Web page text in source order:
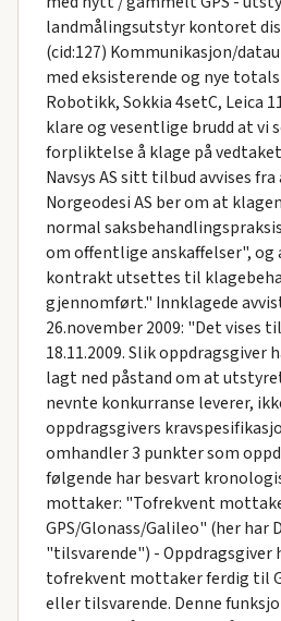
landmålingsutstyr kontoret
(cid:127) Kommunikasjon/
med eksisterende og nye
Robotikk, Sokkia 4setC, Leica
klare og vesentlige brudd at vi
forpliktelse å klage på
Navsys AS sitt tilbud avvises
Norgeodesi AS ber om at
normal
om offentlige anskaffelser", og
kontrakt utsettes til
gjennomført." Innklagede
26.november 2009: "Det vises
18.11.2009. Slik
lagt ned påstand om at
nevnte konkurranse leverer,
oppdragsgivers
omhandler 3 punkter som
følgende har besvart
mottaker: "Tofrekvent
GPS/Glonass/Galileo" (her har
"tilsvarende") - Oppdragsgiver
tofrekvent mottaker ferdig til
eller tilsvarende. Denne